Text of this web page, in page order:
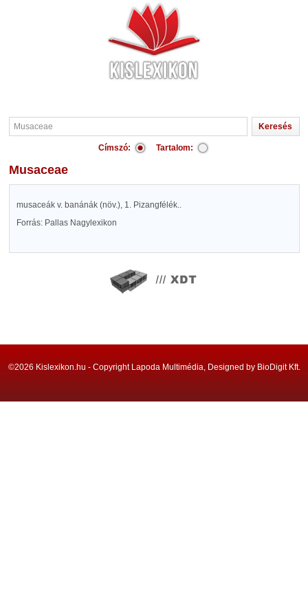
Címszó: Tartalom:
Musaceae
musaceák v. banánák (növ.), 1. Pizangfélék..
Forrás: Pallas Nagylexikon
©2026 Kislexikon.hu - Copyright Lapoda Multimédia, Designed by BioDigit Kft.